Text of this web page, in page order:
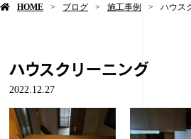
HOME ブログ 施工事例 ハウス
ハウスクリーニング
2022.12.27